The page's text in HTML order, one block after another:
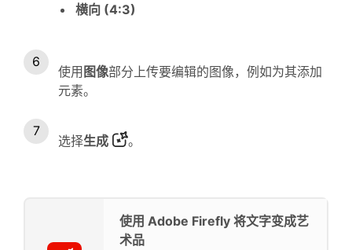
横向 (4:3)
使用 图像部分上传要编辑的图像，例如为其添加
元素。
选择生成 。
使用 Adobe Firefly 将文字变成艺
术品